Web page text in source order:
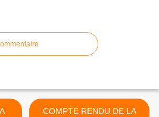
COMPTE RENDU DE LA